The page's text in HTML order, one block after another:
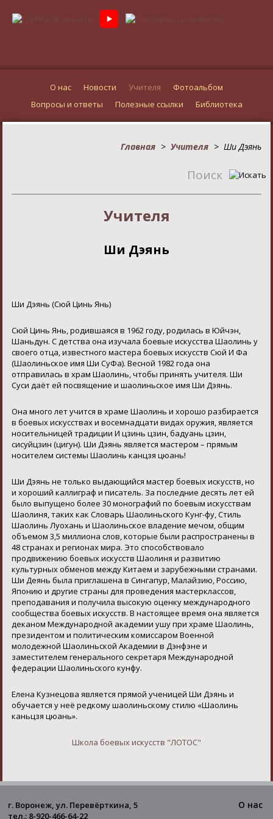
О нас Новости Учителя
Фотоальбом
Вопросы и ответы
Полезные ссылки Библиотека
Главная > Учителя > Ши Дэянь
Учителя
Ши Дэянь
Ши Дэянь (Сюй Цинь Янь)
Сюй Цинь Янь, родившаяся в 1962 году, родилась в Юйчэн,
Шаньдун. С детства она изучала боевые искусства Шаолинь у
своего отца, известного мастера боевых искусств Сюй И Фа
(Шаолиньское имя Ши СуФа). Весной 1982 года она
отправилась в храм Шаолинь, чтобы принять учителя. Ши
Суси даёт ей посвящение и шаолиньское имя Ши Дэянь.
Она много лет учится в храме Шаолинь и хорошо разбирается
в боевых искусствах и восемнадцати видах оружия, является
носительницей традиции И цзинь цзин, бадуань цзин,
сисуйцзин (цигун). Ши Дэянь является мастером – прямым
носителем системы Шаолинь канцзя цюань!
Ши Дэянь не только выдающийся мастер боевых искусств, но
и хороший каллиграф и писатель. За последние десять лет ей
было выпущено более 30 монографий по боевым искусствам
Шаолиня, таких как Словарь Шаолиньского Кунг-фу, Стиль
Шаолинь Луохань и Шаолиньское владение мечом, общим
объемом 3,5 миллиона слов, которые были распространены в
48 странах и регионах мира. Это способствовало
продвижению боевых искусств Шаолиня и развитию
культурных обменов между Китаем и зарубежными странами.
Ши Деянь была приглашена в Сингапур, Малайзию, Россию,
Японию и другие страны для проведения мастерклассов,
преподавания и получила высокую оценку международного
сообщества боевых искусств. В настоящее время она является
деканом Международной академии ушу при храме Шаолинь,
президентом и политическим комиссаром Военной
молодежной Шаолиньской Академии в Дэнфэне и
заместителем генерального секретаря Международной
федерации Шаолиньского кунфу.
Елена Кузнецова является прямой ученицей Ши Дэянь и
обучается у неё редкому шаолиньскому стилю «Шаолинь
каньцзя цюань».
Школа боевых искусств "ЛОТОС"
О нас
г. Воронеж, ул. Перевёрткина, 5
тел.: 8-920-466-64-22